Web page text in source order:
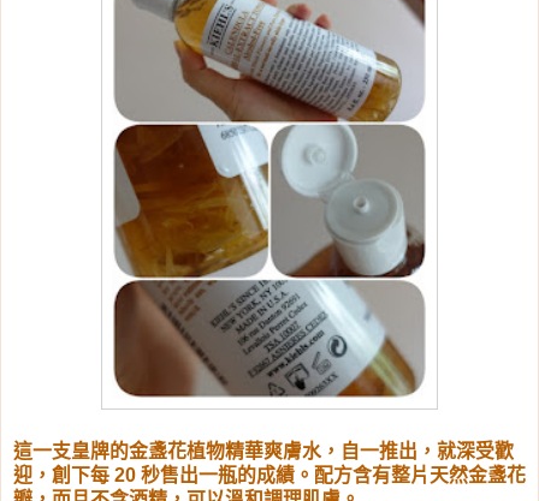
這一支皇牌的金盞花植物精華爽膚水，自一推出，就深受歡
迎，創下每 20 秒售出一瓶的成績。配方含有整片天然金盞花